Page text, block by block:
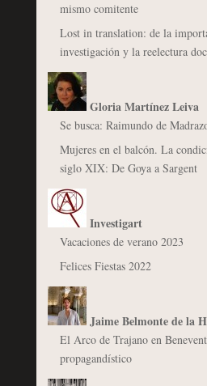
mismo comitente
Lost in translation: de la
investigación y la reelectura
Gloria Martínez Leiva
Se busca: Raimundo de
Mujeres en el balcón. La
siglo XIX: De Goya a Sargent
Investigart
Vacaciones de verano 2023
Felices Fiestas 2022
Jaime Belmonte de la
El Arco de Trajano en
propagandístico